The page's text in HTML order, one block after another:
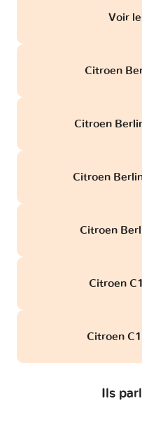
Voir
Citroen
Citroen
Citroen
Citroen
Citroen
Citroen
Ils